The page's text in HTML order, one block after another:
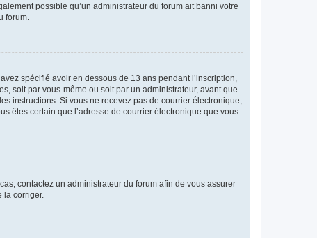
possible qu’un administrateur du forum ait banni votre
forum.
spécifié avoir en dessous de 13 ans pendant l’inscription,
soit par vous-même ou soit par un administrateur, avant que
instructions. Si vous ne recevez pas de courrier électronique,
êtes certain que l’adresse de courrier électronique que vous
contactez un administrateur du forum afin de vous assurer
la corriger.